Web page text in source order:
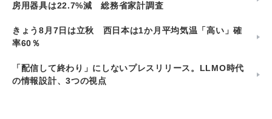
房用器具は22.7%減 総務省家計調査
きょう8月7日は立秋 西日本は1か月平均気温「高い」確
率60％
「配信して終わり」にしないプレスリリース。LLMO時代
の情報設計、3つの視点